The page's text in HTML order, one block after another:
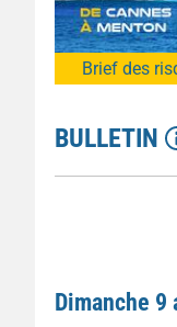
Brief des
BULLETIN
Dimanche 9